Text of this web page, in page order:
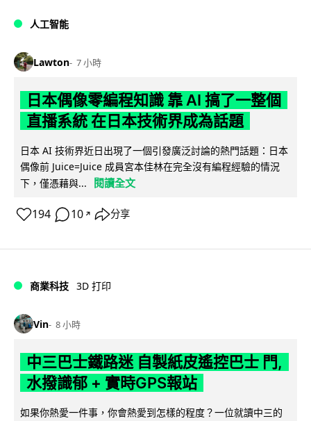
人工智能
Lawton 7 小時
日本偶像零編程知識 靠 AI 搞了一整個
直播系統 在日本技術界成為話題
日本 AI 技術界近日出現了一個引發廣泛討論的熱門話題：日本
偶像前 Juice=Juice 成員宮本佳林在完全沒有編程經驗的情況
下，僅憑藉與...
閱讀全文
194 10 ↗ 分享
商業科技 3D 打印
Vin 8 小時
中三巴士鐵路迷 自製紙皮遙控巴士 門,
水撥識郁 + 實時GPS報站
如果你熱愛一件事，你會熱愛到怎樣的程度？一位就讀中三的